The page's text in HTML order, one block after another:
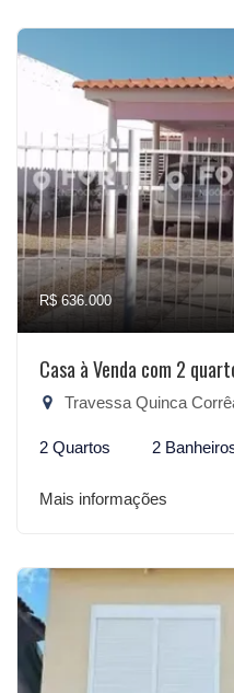
R$ 636.000
Casa à Venda com 2
Travessa Quinca Corrêa,
2 Quartos 2
Mais informações